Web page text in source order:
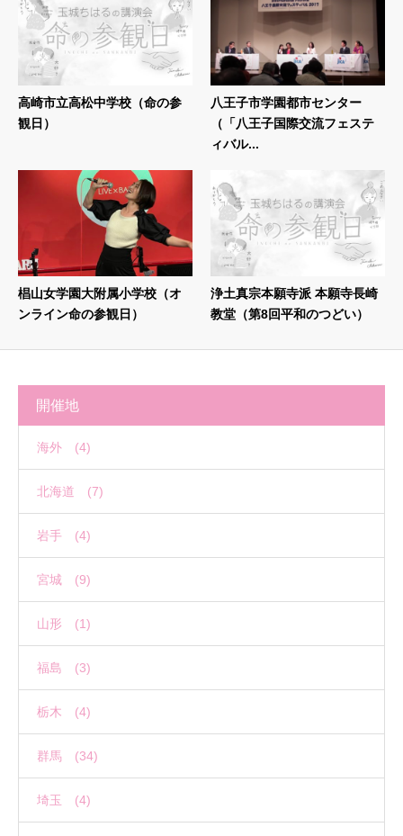
高崎市立高松中学校（命の参
観日）
八王子市学園都市センター
（「八王子国際交流フェステ
ィバル...
椙山女学園大附属小学校（オ
ンライン命の参観日）
浄土真宗本願寺派 本願寺長崎
教堂（第8回平和のつどい）
開催地
海外 (4)
北海道 (7)
岩手 (4)
宮城 (9)
山形 (1)
福島 (3)
栃木 (4)
群馬 (34)
埼玉 (4)